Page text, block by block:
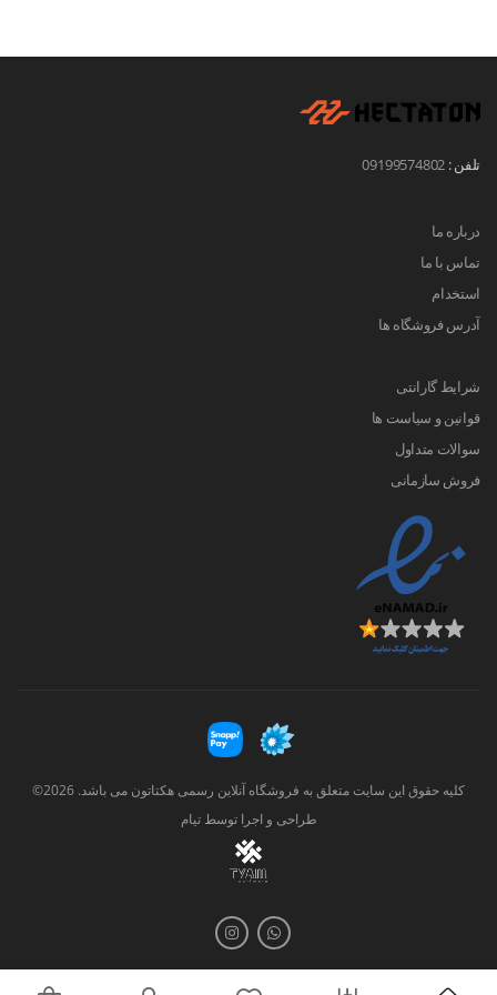
تلفن : 09199574802
درباره ما
تماس با ما
استخدام
آدرس فروشگاه ها
شرایط گارانتی
قوانین و سیاست ها
سوالات متداول
فروش سازمانی
کلیه حقوق این سایت متعلق به فروشگاه آنلاین رسمی هکتاتون می باشد. 2026©
طراحی و اجرا توسطتیام